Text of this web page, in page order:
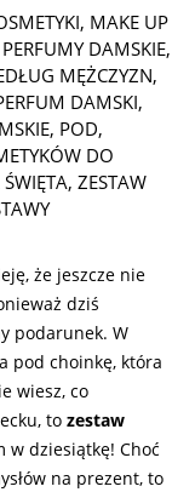
, MAKE UP
DAMSKIE,
MĘŻCZYZN,
DAMSKI,
, POD,
DO
, ZESTAW
że jeszcze nie
dziś
podarunek. W
pod choinkę, która
wiesz, co
to zestaw
w dziesiątkę! Choć
na prezent, to